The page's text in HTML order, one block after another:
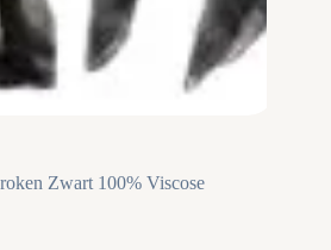
Zwart 100% Viscose